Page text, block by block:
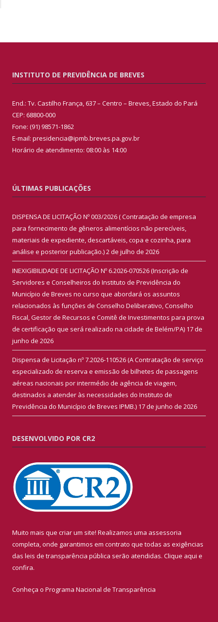
INSTITUTO DE PREVIDÊNCIA DE BREVES
End.: Tv. Castilho França, 637 – Centro – Breves, Estado do Pará
CEP: 68800-000
Fone: (91) 98571-1862
E-mail: presidencia@ipmb.breves.pa.gov.br
Horário de atendimento: 08:00 às 14:00
ÚLTIMAS PUBLICAÇÕES
DISPENSA DE LICITAÇÃO Nº 003/2026 ( Contratação de empresa
para fornecimento de gêneros alimentícios não perecíveis,
materiais de expediente, descartáveis, copa e cozinha, para
análise e posterior publicação.)2 de julho de 2026
INEXIGIBILIDADE DE LICITAÇÃO Nº 6.2026-070526 (Inscrição de
Servidores e Conselheiros do Instituto de Previdência do
Município de Breves no curso que abordará os assuntos
relacionados às funções de Conselho Deliberativo, Conselho
Fiscal, Gestor de Recursos e Comitê de Investimentos para prova
de certificação que será realizado na cidade de Belém/PA) 17 de
junho de 2026
Dispensa de Licitação nº 7.2026-110526 (A Contratação de serviço
especializado de reserva e emissão de bilhetes de passagens
aéreas nacionais por intermédio de agência de viagem,
destinados a atender às necessidades do Instituto de
Previdência do Município de Breves IPMB.) 17 de junho de 2026
DESENVOLVIDO POR CR2
Muito mais que criar um site! Realizamos uma assessoria
completa, onde garantimos em contrato que todas as exigências
das leis de transparência pública serão atendidas. Clique aqui e
confira.
Conheça o Programa Nacional de Transparência